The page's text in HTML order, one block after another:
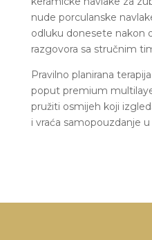
nude porculanske
odluku donesete nakon
razgovora sa stručnim
Pravilno planirana
poput premium
pružiti osmijeh koji
i vraća samopouzdanje